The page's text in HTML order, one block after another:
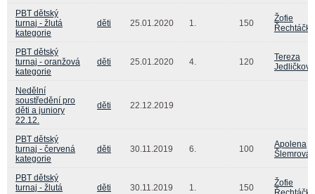
PBT dětský
turnaj - žlutá
kategorie
děti 25.01.2020 1. 150
Žofie
PBT dětský
turnaj - oranžová
kategorie
děti 25.01.2020 4. 120
Tereza
Jedličková
Nedělní
soustředění pro
děti a juniory
22.12.
děti 22.12.2019
PBT dětský
turnaj - červená
kategorie
děti 30.11.2019 6. 100
Apolena
Šlemrová
PBT dětský
turnaj - žlutá
děti 30.11.2019 1. 150
Žofie